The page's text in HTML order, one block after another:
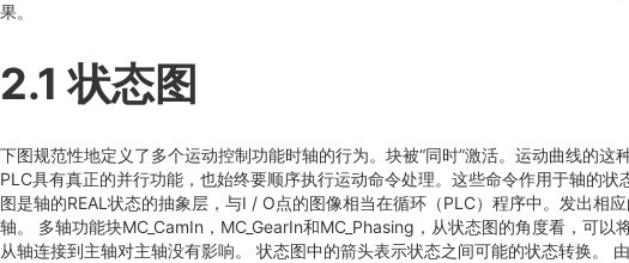
果。
2.1 状态图
下图规范性地定义了多个运动控制功能时轴的行为。块被“同时”激活。运动曲线的
PLC具有真正的并行功能，也始终要顺序执行运动命令处理。这些命令作用于轴的
图是轴的REAL状态的抽象层，与I / O点的图像相当在循环（PLC）程序中。发出相
轴。 多轴功能块MC_CamIn，MC_GearIn和MC_Phasing，从状态图的角度看，可
从轴连接到主轴对主轴没有影响。 状态图中的箭头表示状态之间可能的状态转换。